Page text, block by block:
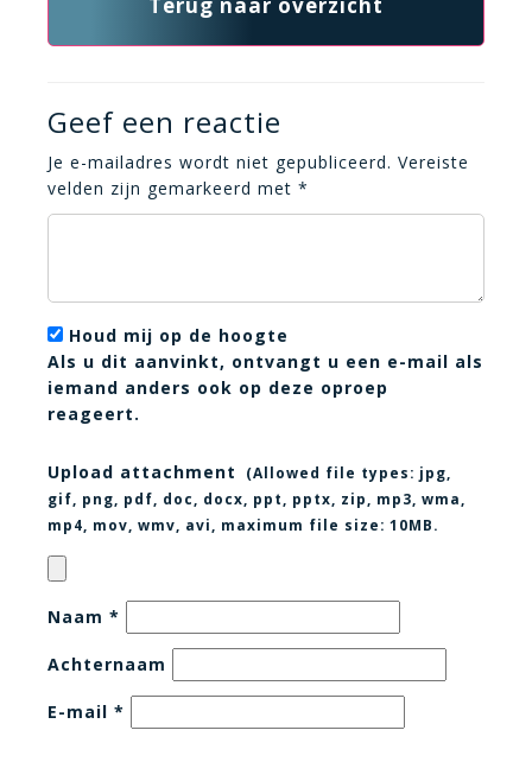
Geef een reactie
Je e-mailadres wordt niet gepubliceerd. Vereiste
velden zijn gemarkeerd met *
Houd mij op de hoogte
Als u dit aanvinkt, ontvangt u een e-mail als
iemand anders ook op deze oproep
reageert.
Upload attachment (Allowed file types: jpg,
gif, png, pdf, doc, docx, ppt, pptx, zip, mp3, wma,
mp4, mov, wmv, avi
, maximum file size: 10MB.
Naam *
Achternaam
E-mail *